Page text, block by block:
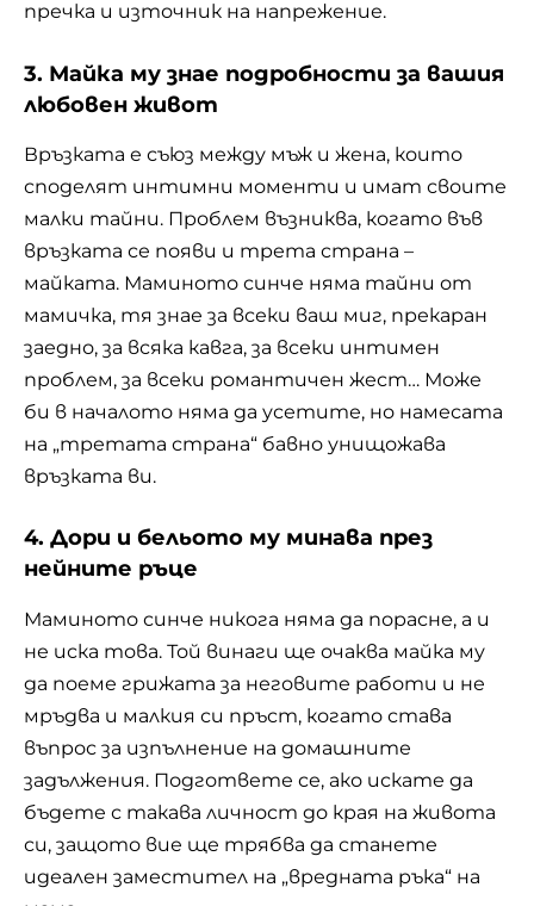
пречка и източник на напрежение.
3. Майка му знае подробности за вашия
любовен живот
Връзката е съюз между мъж и жена, които
споделят интимни моменти и имат своите
малки тайни. Проблем възниква, когато във
връзката се появи и трета страна –
майката. Маминото синче няма тайни от
мамичка, тя знае за всеки ваш миг, прекаран
заедно, за всяка кавга, за всеки интимен
проблем, за всеки романтичен жест… Може
би в началото няма да усетите, но намесата
на „третата страна“ бавно унищожава
връзката ви.
4. Дори и бельото му минава през
нейните ръце
Маминото синче никога няма да порасне, а и
не иска това. Той винаги ще очаква майка му
да поеме грижата за неговите работи и не
мръдва и малкия си пръст, когато става
въпрос за изпълнение на домашните
задължения. Подгответе се, ако искате да
бъдете с такава личност до края на живота
си, защото вие ще трябва да станете
идеален заместител на „вредната ръка“ на